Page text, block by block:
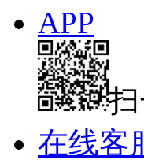
APP
在线客